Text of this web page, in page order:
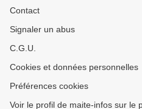
Contact
Signaler un abus
C.G.U.
Cookies et données personnelles
Préférences cookies
Voir le profil de maite-infos sur le